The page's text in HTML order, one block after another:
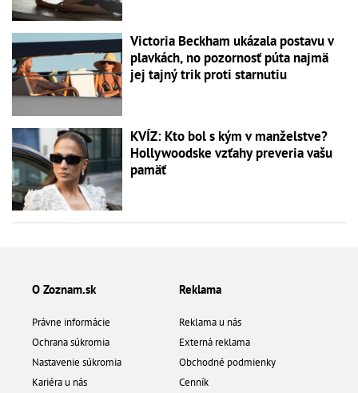
Victoria Beckham ukázala postavu v
plavkách, no pozornosť púta najmä
jej tajný trik proti starnutiu
KVÍZ: Kto bol s kým v manželstve?
Hollywoodske vzťahy preveria vašu
pamäť
O Zoznam.sk
Právne informácie
Ochrana súkromia
Nastavenie súkromia
Kariéra u nás
Reklama
Reklama u nás
Externá reklama
Obchodné podmienky
Cenník